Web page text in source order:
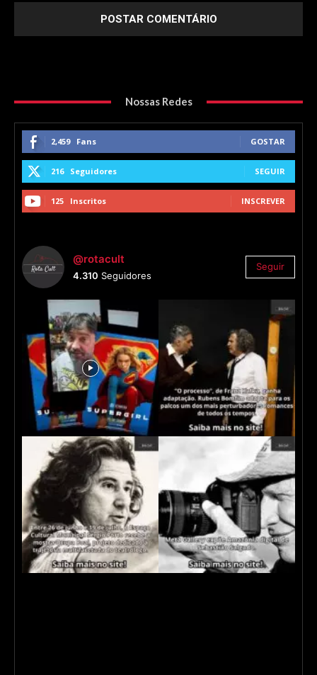
Nossas Redes
2,459 Fans GOSTAR
216 Seguidores SEGUIR
125 Inscritos INSCREVER
@rotacult
4.310 Seguidores
Seguir